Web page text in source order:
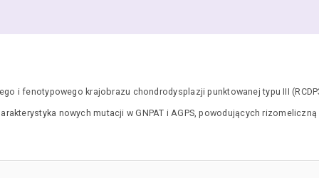
i fenotypowego krajobrazu chondrodysplazji punktowanej typu III
nowych mutacji w GNPAT i AGPS, powodujących